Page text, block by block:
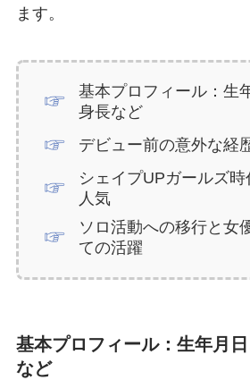
ます。
基本プロフィール：生
身長など
デビュー前の意外な経
シェイプUPガールズ時
人気
ソロ活動への移行と女
ての活躍
基本プロフィール：生年月
など